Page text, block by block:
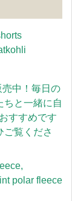
中！毎日の
ちと一緒に 自
すすめです
ご覧くださ
polar fleece